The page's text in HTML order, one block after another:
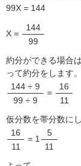
99X = 144
X =
144
99
約分ができる場合
って約分をします。
144 ÷ 9
99 ÷ 9
=
16
11
仮分数を帯分数にし
16
11
= 1
5
11